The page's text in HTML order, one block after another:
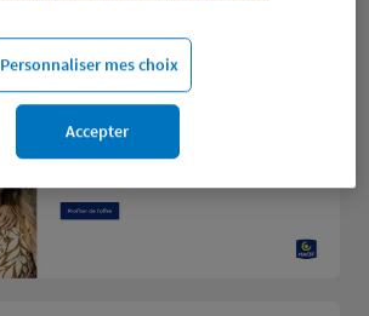
Voir plus
Personnaliser mes choix
Accepter